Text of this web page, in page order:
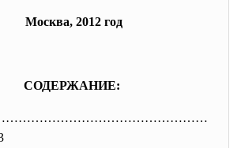
Москва, 2012 год
СОДЕРЖАНИЕ: